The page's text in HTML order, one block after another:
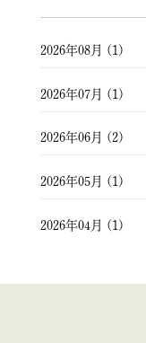
2026年08月 (1)
2026年07月 (1)
2026年06月 (2)
2026年05月 (1)
2026年04月 (1)